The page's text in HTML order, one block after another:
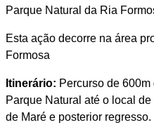
Parque Natural da Ria
Esta ação decorre na área
Formosa
Itinerário: Percurso de
Parque Natural até o local
de Maré e posterior regresso.